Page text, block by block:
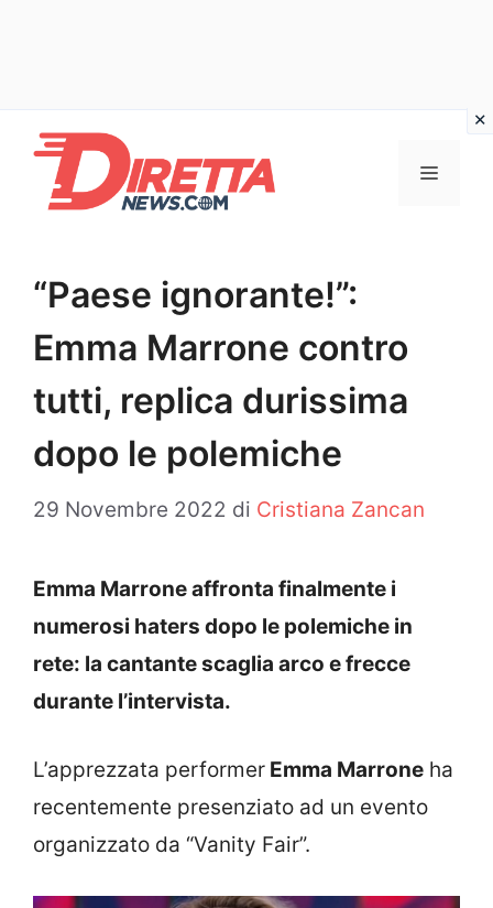
contenuto
Menu
“Paese ignorante!”:
Emma Marrone contro
tutti, replica durissima
dopo le polemiche
29 Novembre 2022 di Cristiana Zancan
Emma Marrone affronta finalmente i
numerosi haters dopo le polemiche in
rete: la cantante scaglia arco e frecce
durante l’intervista.
L’apprezzata performer Emma Marrone ha
recentemente presenziato ad un evento
organizzato da “Vanity Fair”.